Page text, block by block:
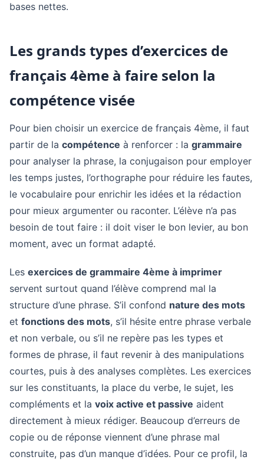
bases nettes.
Les grands types d’exercices de
français 4ème à faire selon la
compétence visée
Pour bien choisir un exercice de français 4ème, il faut
partir de la compétence à renforcer : la grammaire
pour analyser la phrase, la conjugaison pour employer
les temps justes, l’orthographe pour réduire les fautes,
le vocabulaire pour enrichir les idées et la rédaction
pour mieux argumenter ou raconter. L’élève n’a pas
besoin de tout faire : il doit viser le bon levier, au bon
moment, avec un format adapté.
Les exercices de grammaire 4ème à imprimer
servent surtout quand l’élève comprend mal la
structure d’une phrase. S’il confond nature des mots
et fonctions des mots, s’il hésite entre phrase verbale
et non verbale, ou s’il ne repère pas les types et
formes de phrase, il faut revenir à des manipulations
courtes, puis à des analyses complètes. Les exercices
sur les constituants, la place du verbe, le sujet, les
compléments et la voix active et passive aident
directement à mieux rédiger. Beaucoup d’erreurs de
copie ou de réponse viennent d’une phrase mal
construite, pas d’un manque d’idées. Pour ce profil, la